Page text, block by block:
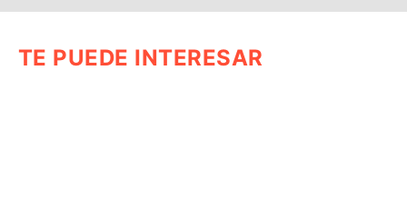
TE PUEDE INTERESAR